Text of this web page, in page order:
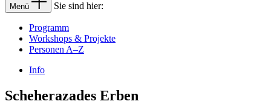
Menü Sie sind hier:
Programm
Workshops & Projekte
Personen A–Z
Info
Scheherazades Erben